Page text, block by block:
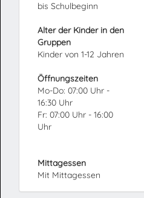
bis Schulbeginn
Alter der Kinder in den
Gruppen
Kinder von 1-12 Jahren
Öffnungszeiten
Mo-Do: 07:00 Uhr -
16:30 Uhr
Fr: 07:00 Uhr - 16:00
Uhr
Mittagessen
Mit Mittagessen